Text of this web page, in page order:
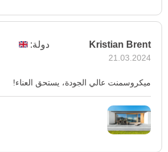
Kristian Brent
21.03.2024
دولة:
ميكروسمنت عالي الجودة، يستحق العناء!